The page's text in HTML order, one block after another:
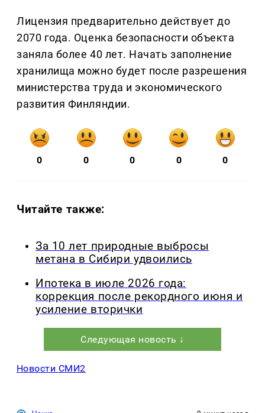
Лицензия предварительно действует до
2070 года. Оценка безопасности объекта
заняла более 40 лет. Начать заполнение
хранилища можно будет после разрешения
министерства труда и экономического
развития Финляндии.
0 0 0 0 0
Читайте также:
За 10 лет природные выбросы
метана в Сибири удвоились
Ипотека в июле 2026 года:
коррекция после рекордного июня и
усиление вторички
Следующая новость ↓
Новости СМИ2